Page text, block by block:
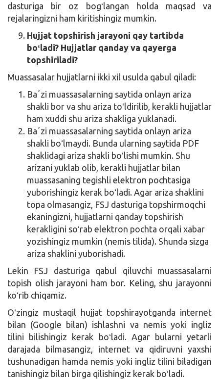
dasturiga bir oz bogʻlangan holda maqsad va
rejalaringizni ham kiritishingiz mumkin.
Hujjat topshirish jarayoni qay tartibda
boʻladi? Hujjatlar qanday va qayerga
topshiriladi?
Muassasalar hujjatlarni ikki xil usulda qabul qiladi:
Baʼzi muassasalarning saytida onlayn ariza
shakli bor va shu ariza toʻldirilib, kerakli hujjatlar
ham xuddi shu ariza shakliga yuklanadi.
Baʼzi muassasalarning saytida onlayn ariza
shakli boʻlmaydi. Bunda ularning saytida PDF
shaklidagi ariza shakli boʻlishi mumkin. Shu
arizani yuklab olib, kerakli hujjatlar bilan
muassasaning tegishli elektron pochtasiga
yuborishingiz kerak boʻladi. Agar ariza shaklini
topa olmasangiz, FSJ dasturiga topshirmoqchi
ekaningizni, hujjatlarni qanday topshirish
kerakligini soʻrab elektron pochta orqali xabar
yozishingiz mumkin (nemis tilida). Shunda sizga
ariza shaklini yuborishadi.
Lekin FSJ dasturiga qabul qiluvchi muassasalarni
topish olish jarayoni ham bor. Keling, shu jarayonni
koʻrib chiqamiz.
Oʻzingiz mustaqil hujjat topshirayotganda internet
bilan (Google bilan) ishlashni va nemis yoki ingliz
tilini bilishingiz kerak boʻladi. Agar bularni yetarli
darajada bilmasangiz, internet va qidiruvni yaxshi
tushunadigan hamda nemis yoki ingliz tilini biladigan
tanishingiz bilan birga qilishingiz kerak boʻladi.